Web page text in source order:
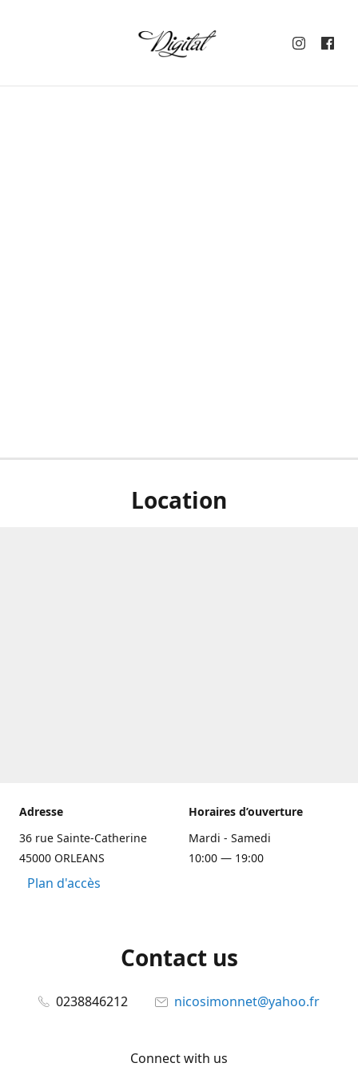
Location
Adresse
36 rue Sainte-Catherine
45000 ORLEANS
Plan d'accès
Horaires d’ouverture
Mardi - Samedi
10:00 — 19:00
Contact us
0238846212 nicosimonnet@yahoo.fr
Connect with us